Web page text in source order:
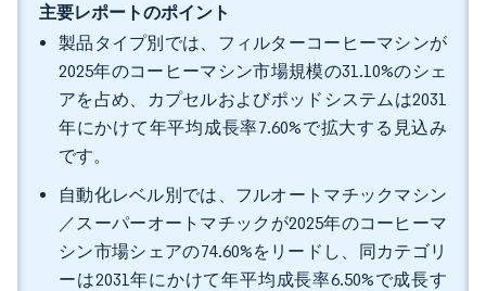
主要レポートのポイント
製品タイプ別では、フィルターコーヒーマシンが
2025年のコーヒーマシン市場規模の31.10%のシェ
アを占め、カプセルおよびポッドシステムは2031
年にかけて年平均成長率7.60%で拡大する見込み
です。
自動化レベル別では、フルオートマチックマシン
／スーパーオートマチックが2025年のコーヒーマ
シン市場シェアの74.60%をリードし、同カテゴリ
ーは2031年にかけて年平均成長率6.50%で成長す